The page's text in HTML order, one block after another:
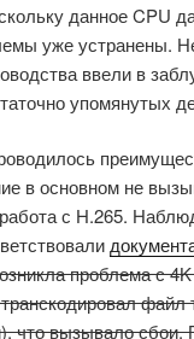
данное CPU
уже устранены.
ввели в
упомянутых
в основном не
с H.265.
проблема с
файл
что вызывало сбои.